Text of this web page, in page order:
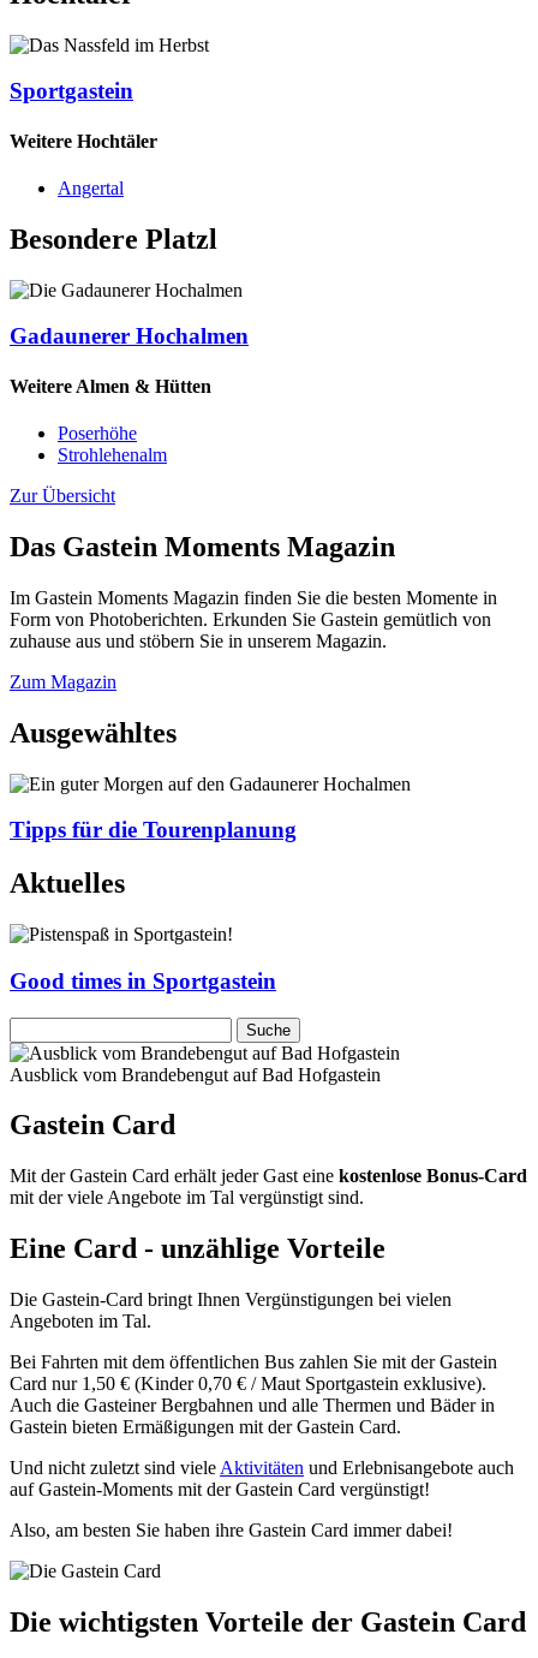
Sportgastein
Weitere Hochtäler
Angertal
Besondere Platzl
Gadaunerer Hochalmen
Weitere Almen & Hütten
Poserhöhe
Strohlehenalm
Zur Übersicht
Das Gastein Moments Magazin
Im Gastein Moments Magazin finden Sie die besten Momente in
Form von Photoberichten. Erkunden Sie Gastein gemütlich von
zuhause aus und stöbern Sie in unserem Magazin.
Zum Magazin
Ausgewähltes
Tipps für die Tourenplanung
Aktuelles
Good times in Sportgastein
Ausblick vom Brandebengut auf Bad Hofgastein
Gastein Card
Mit der Gastein Card erhält jeder Gast eine kostenlose Bonus-Card
mit der viele Angebote im Tal vergünstigt sind.
Eine Card - unzählige Vorteile
Die Gastein-Card bringt Ihnen Vergünstigungen bei vielen
Angeboten im Tal.
Bei Fahrten mit dem öffentlichen Bus zahlen Sie mit der Gastein
Card nur 1,50 € (Kinder 0,70 € / Maut Sportgastein exklusive).
Auch die Gasteiner Bergbahnen und alle Thermen und Bäder in
Gastein bieten Ermäßigungen mit der Gastein Card.
Und nicht zuletzt sind viele Aktivitäten und Erlebnisangebote auch
auf Gastein-Moments mit der Gastein Card vergünstigt!
Also, am besten Sie haben ihre Gastein Card immer dabei!
Die wichtigsten Vorteile der Gastein Card